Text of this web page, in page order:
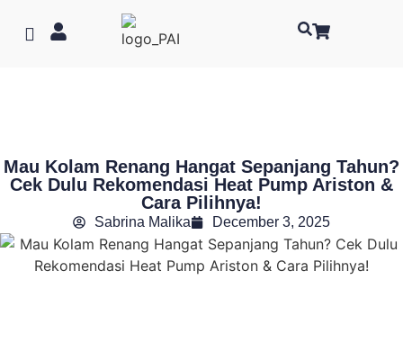
Mau Kolam Renang Hangat Sepanjang Tahun?
Cek Dulu Rekomendasi Heat Pump Ariston &
Cara Pilihnya!
Sabrina Malika December 3, 2025